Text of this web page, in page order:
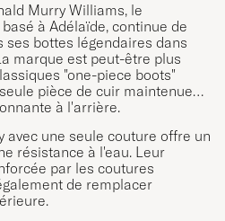
Murry Williams, le
basé à Adélaïde, continue de
bottes légendaires dans
marque est peut-être plus
"one-piece boots"
pièce de cuir maintenue
à l'arrière.
avec une seule couture offre un
résistance à l'eau. Leur
par les coutures
de remplacer